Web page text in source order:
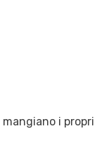
i propri